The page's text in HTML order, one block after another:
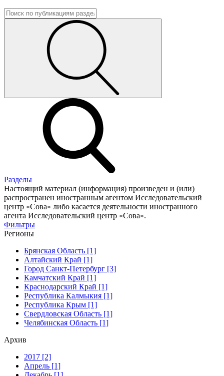
Разделы
Настоящий материал (информация) произведен и (или)
распространен иностранным агентом Исследовательский
центр «Сова» либо касается деятельности иностранного
агента Исследовательский центр «Сова».
Фильтры
Регионы
Брянская Область [1]
Алтайский Край [1]
Город Санкт-Петербург [3]
Камчатский Край [1]
Краснодарский Край [1]
Республика Калмыкия [1]
Республика Крым [1]
Свердловская Область [1]
Челябинская Область [1]
Архив
2017 [2]
Апрель [1]